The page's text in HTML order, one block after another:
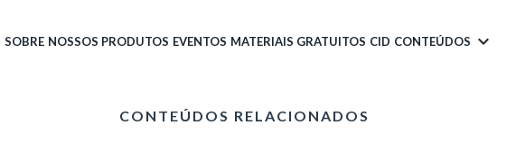
SOBRE NOSSOS PRODUTOS EVENTOS MATERIAIS GRATUITOS CID CONTEÚDOS
CONTEÚDOS RELACIONADOS